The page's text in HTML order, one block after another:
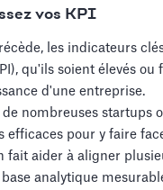
vos KPI
les indicateurs
qu'ils soient élevés ou
d'une entreprise.
nombreuses startups
efficaces pour y faire
fait aider à aligner
analytique